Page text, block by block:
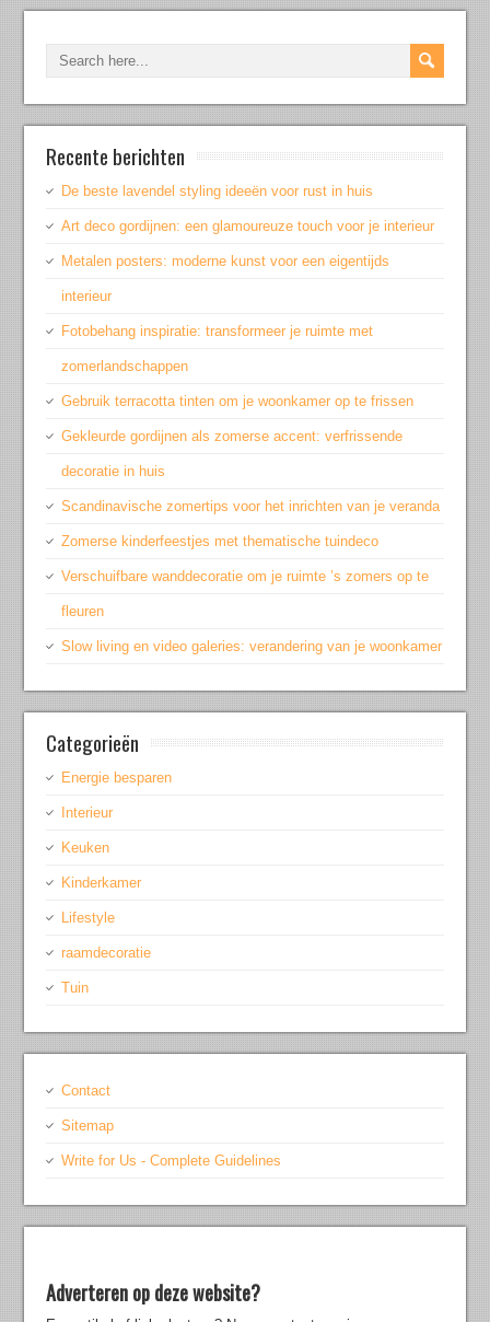
Recente berichten
De beste lavendel styling ideeën voor rust in huis
Art deco gordijnen: een glamoureuze touch voor je interieur
Metalen posters: moderne kunst voor een eigentijds
interieur
Fotobehang inspiratie: transformeer je ruimte met
zomerlandschappen
Gebruik terracotta tinten om je woonkamer op te frissen
Gekleurde gordijnen als zomerse accent: verfrissende
decoratie in huis
Scandinavische zomertips voor het inrichten van je veranda
Zomerse kinderfeestjes met thematische tuindeco
Verschuifbare wanddecoratie om je ruimte ’s zomers op te
fleuren
Slow living en video galeries: verandering van je woonkamer
Categorieën
Energie besparen
Interieur
Keuken
Kinderkamer
Lifestyle
raamdecoratie
Tuin
Contact
Sitemap
Write for Us - Complete Guidelines
Adverteren op deze website?